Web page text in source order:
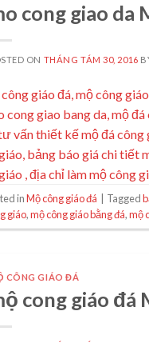
cong giao da
ON THÁNG TÁM 30, 2016
inMộ công giáo đá Tagged
giáo,mộ công giáo bằng đá,mộ
CÔNG GIÁO ĐÁ
cong giáo đá